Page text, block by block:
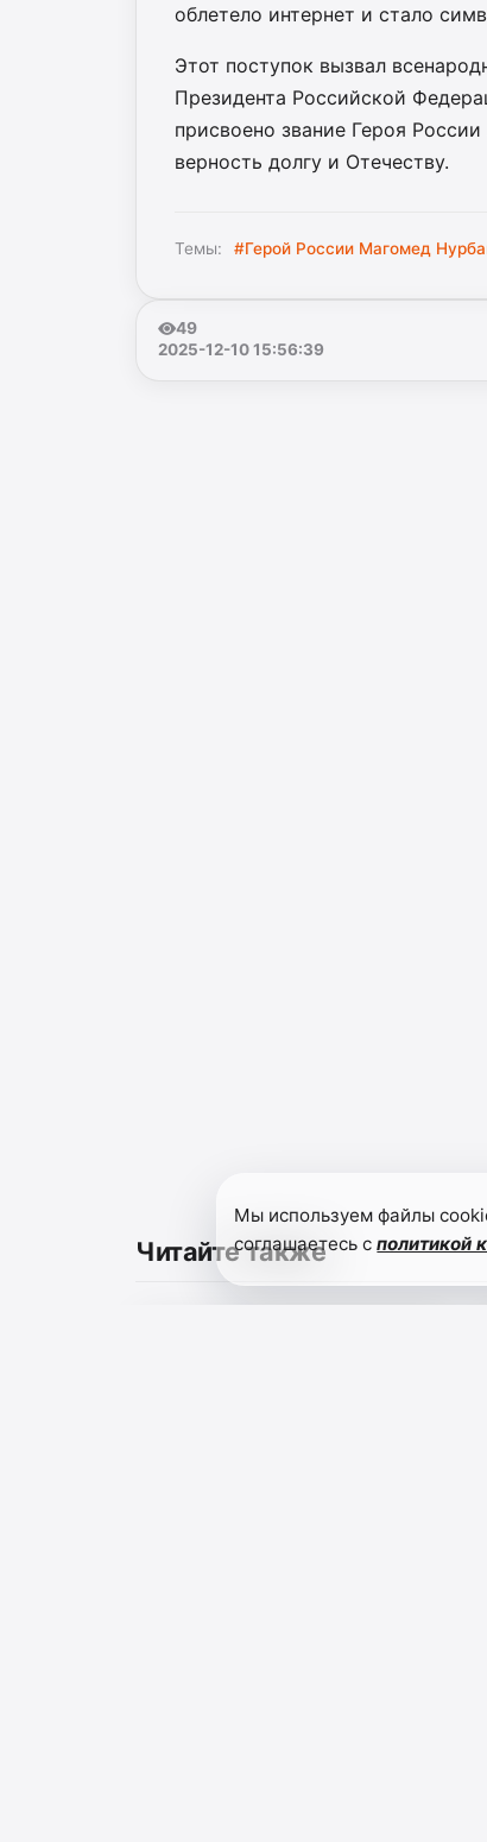
облетело интернет и стало
Этот поступок вызвал
Президента Российской
присвоено звание Героя
верность долгу и Отечеству.
Темы: #Герой России Магомед
49
2025-12-10 15:56:39
Читайте также
Мы используем файлы
соглашаетесь сполитикой